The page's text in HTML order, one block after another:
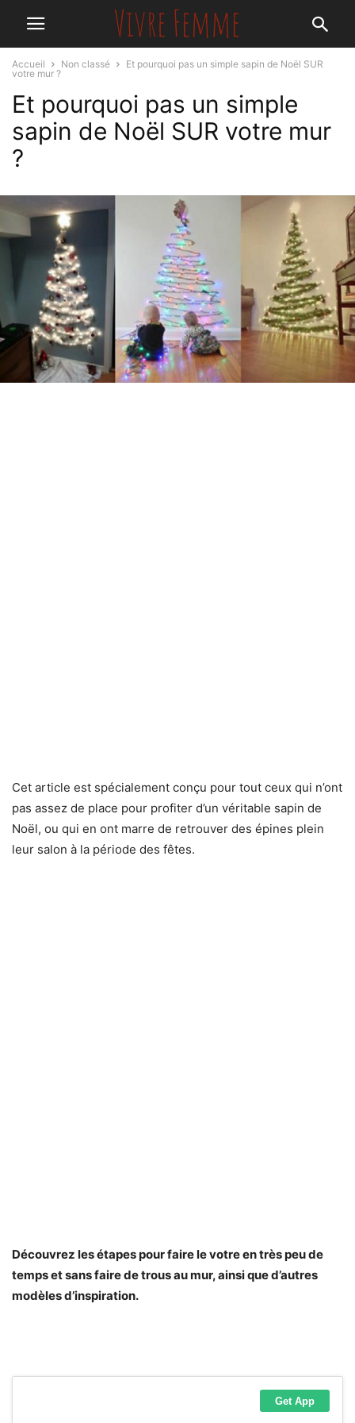
Accueil Non classé
Et pourquoi pas un simple sapin de Noël SUR
votre mur ?
Et pourquoi pas un simple
sapin de Noël SUR votre mur
?
Cet article est spécialement conçu pour tout ceux qui n’ont
pas assez de place pour profiter d’un véritable sapin de
Noël, ou qui en ont marre de retrouver des épines plein
leur salon à la période des fêtes.
Découvrez les étapes pour faire le votre en très peu de
temps et sans faire de trous au mur, ainsi que d’autres
modèles d’inspiration.